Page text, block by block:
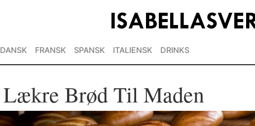
DANSK FRANSK SPANSK ITALIENSK DRINKS
Lækre Brød Til Maden